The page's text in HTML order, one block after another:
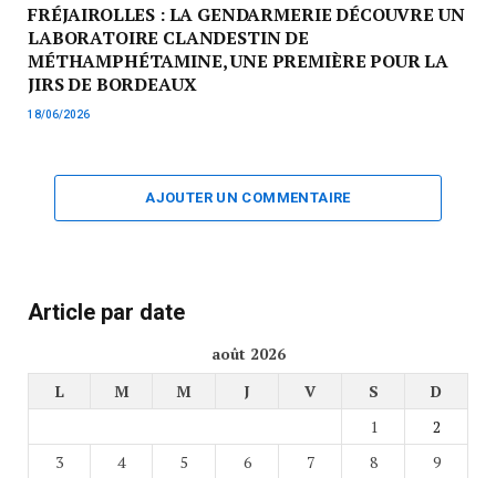
FRÉJAIROLLES : LA GENDARMERIE DÉCOUVRE UN
LABORATOIRE CLANDESTIN DE
MÉTHAMPHÉTAMINE, UNE PREMIÈRE POUR LA
JIRS DE BORDEAUX
18/06/2026
AJOUTER UN COMMENTAIRE
Article par date
août 2026
L
M M J V S
D
1
2
3
4 5 6 7 8
9